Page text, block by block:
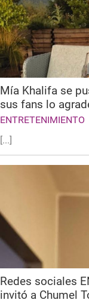
Mía Khalifa se
sus fans lo
ENTRETENIMIENTO
[...]
Redes sociales
invitó a Chumel